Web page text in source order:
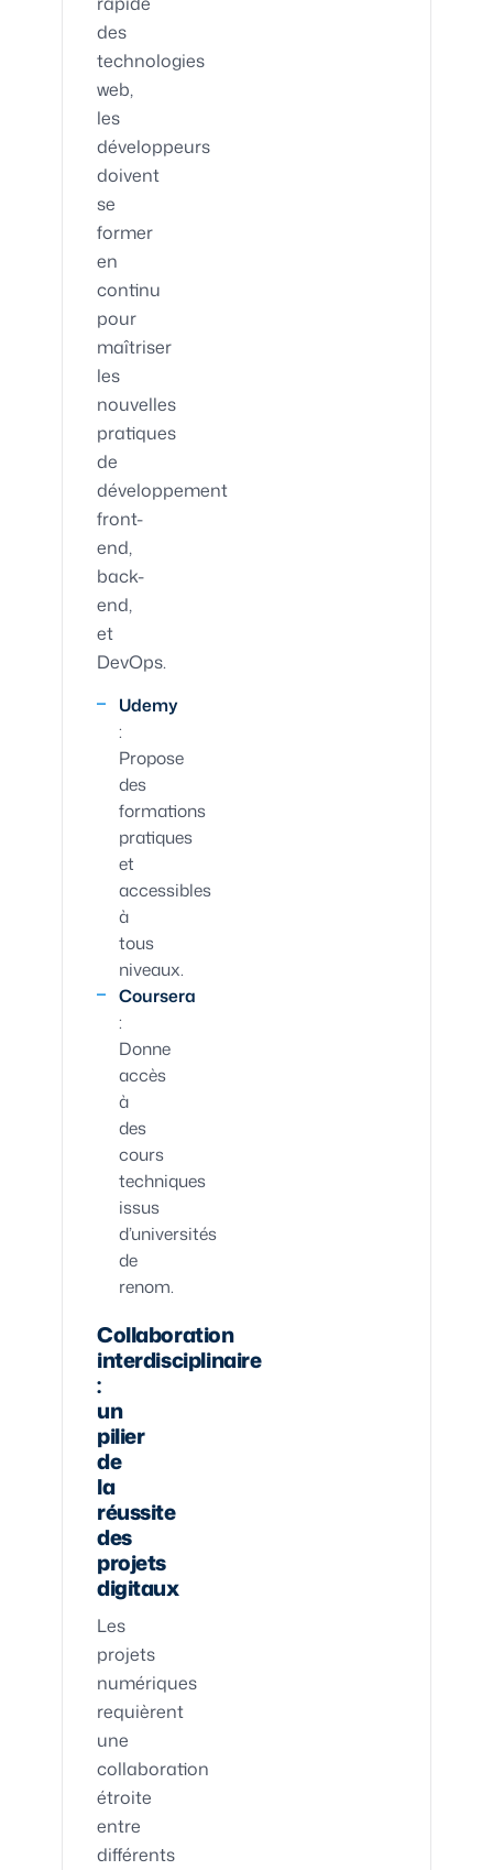
des
technologies
web,
les
développeurs
doivent
se
former
en
continu
pour
maîtriser
les
nouvelles
pratiques
de
développement
front-
end,
back-
end,
et
DevOps.
Udemy
:
Propose
des
formations
pratiques
et
accessibles
à
tous
niveaux.
Coursera
:
Donne
accès
à
des
cours
techniques
issus
d’universités
de
renom.
Collaboration
interdisciplinaire
:
un
pilier
de
la
réussite
des
projets
digitaux
Les
projets
numériques
requièrent
une
collaboration
étroite
entre
différents